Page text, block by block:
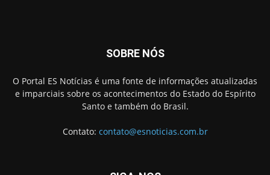
SOBRE NÓS
O Portal ES Notícias é uma fonte de informações atualizadas
e imparciais sobre os acontecimentos do Estado do Espírito
Santo e também do Brasil.
Contato: contato@esnoticias.com.br